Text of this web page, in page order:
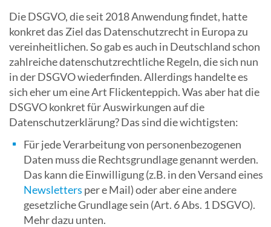
Die DSGVO, die seit 2018 Anwendung findet, hatte
konkret das Ziel das Datenschutzrecht in Europa zu
vereinheitlichen. So gab es auch in Deutschland schon
zahlreiche datenschutzrechtliche Regeln, die sich nun
in der DSGVO wiederfinden. Allerdings handelte es
sich eher um eine Art Flickenteppich. Was aber hat die
DSGVO konkret für Auswirkungen auf die
Datenschutzerklärung? Das sind die wichtigsten:
Für jede Verarbeitung von personenbezogenen
Daten muss die Rechtsgrundlage genannt werden.
Das kann die Einwilligung (z.B. in den Versand eines
Newsletters per e Mail) oder aber eine andere
gesetzliche Grundlage sein (Art. 6 Abs. 1 DSGVO).
Mehr dazu unten.